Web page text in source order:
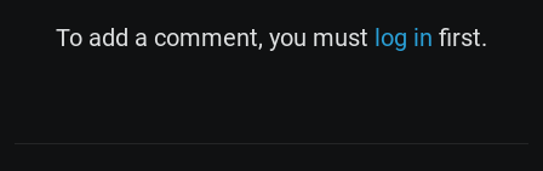
To add a comment, you must log in first.